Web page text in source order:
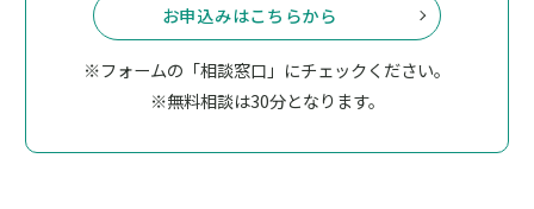
お申込みはこちらから
※フォームの「相談窓口」にチェックください。
※無料相談は30分となります。